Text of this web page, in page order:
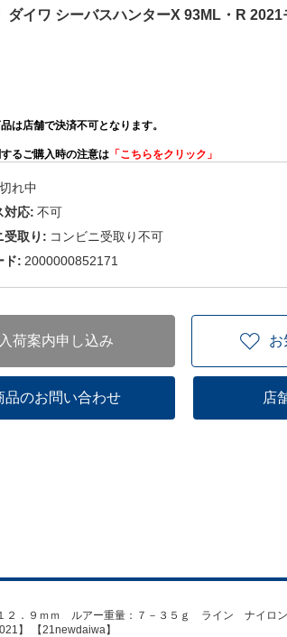
ダイワ シーバスハンターX 93ML・R
は店舗で決済不可となります。
るご購入時の注意は 「こちらをクリック」
れ中
対応: 不可
受取り: コンビニ受取り不可
ド: 2000000852171
入荷案内申し込み お
品のお問い合わせ 店
．９ｍｍ ルアー重量：７－３５ｇ ライン ナイロ
】 【21newdaiwa】